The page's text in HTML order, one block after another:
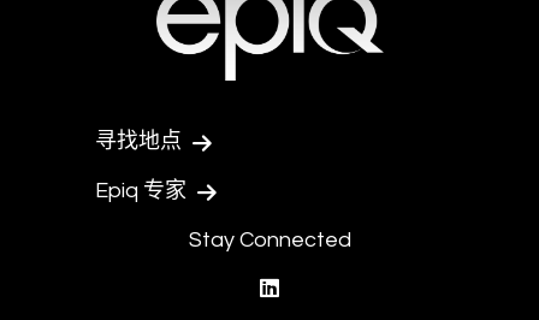
寻找地点
Epiq 专家
Stay Connected